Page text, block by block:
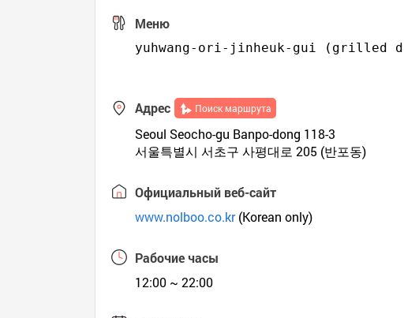
Меню
yuhwang-ori-jinheuk-gui (grilled
Адрес Поиск маршрута
Seoul Seocho-gu Banpo-dong 118-3
서울특별시 서초구 사평대로 205 (반포동)
Официальный веб-сайт
www.nolboo.co.kr(Korean only)
Рабочие часы
12:00 ~ 22:00